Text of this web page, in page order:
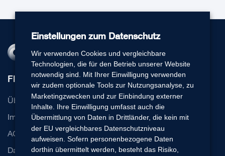
Flexperto
Über uns
Impressum
AGB
Datenschutz
Einstellungen zum Datenschutz
Wir verwenden Cookies und vergleichbare
Technologien, die für den Betrieb unserer Website
notwendig sind. Mit Ihrer Einwilligung verwenden
wir zudem optionale Tools zur Nutzungsanalyse, zu
Marketingzwecken und zur Einbindung externer
Inhalte. Ihre Einwilligung umfasst auch die
Übermittlung von Daten in Drittländer, die kein mit
der EU vergleichbares Datenschutzniveau
aufweisen. Sofern personenbezogene Daten
dorthin übermittelt werden, besteht das Risiko,